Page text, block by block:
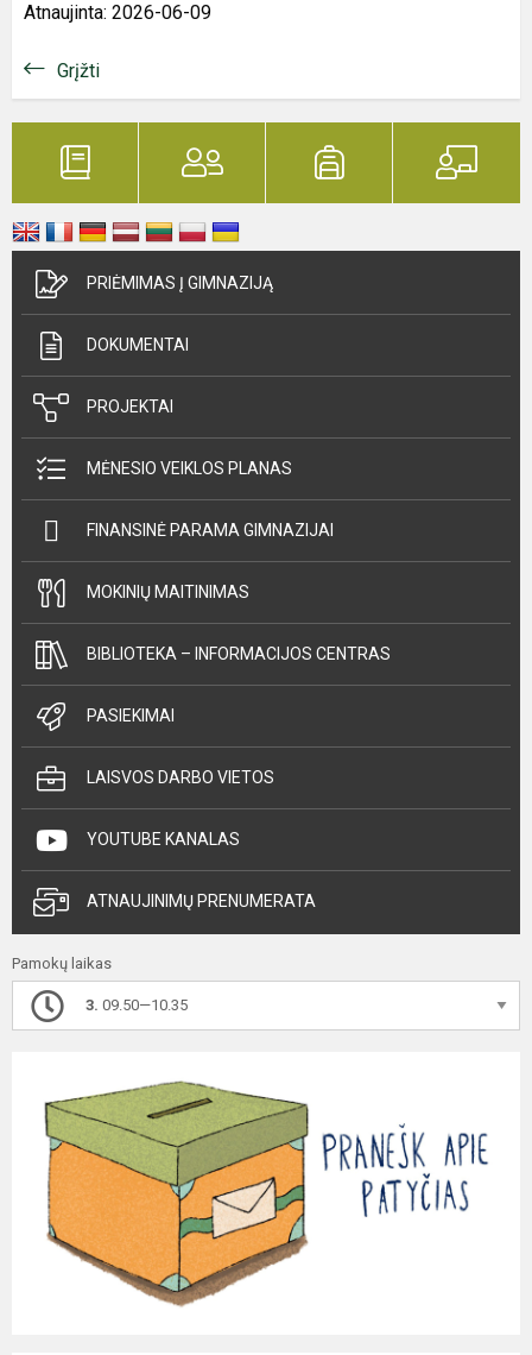
Atnaujinta: 2026-06-09
Grįžti
PRIĖMIMAS Į GIMNAZIJĄ
DOKUMENTAI
PROJEKTAI
MĖNESIO VEIKLOS PLANAS
FINANSINĖ PARAMA GIMNAZIJAI
MOKINIŲ MAITINIMAS
BIBLIOTEKA – INFORMACIJOS CENTRAS
PASIEKIMAI
LAISVOS DARBO VIETOS
YOUTUBE KANALAS
ATNAUJINIMŲ PRENUMERATA
Pamokų laikas
3. 09.50—10.35